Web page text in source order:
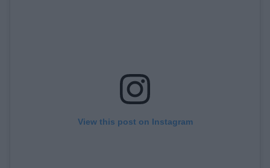
View this post on Instagram